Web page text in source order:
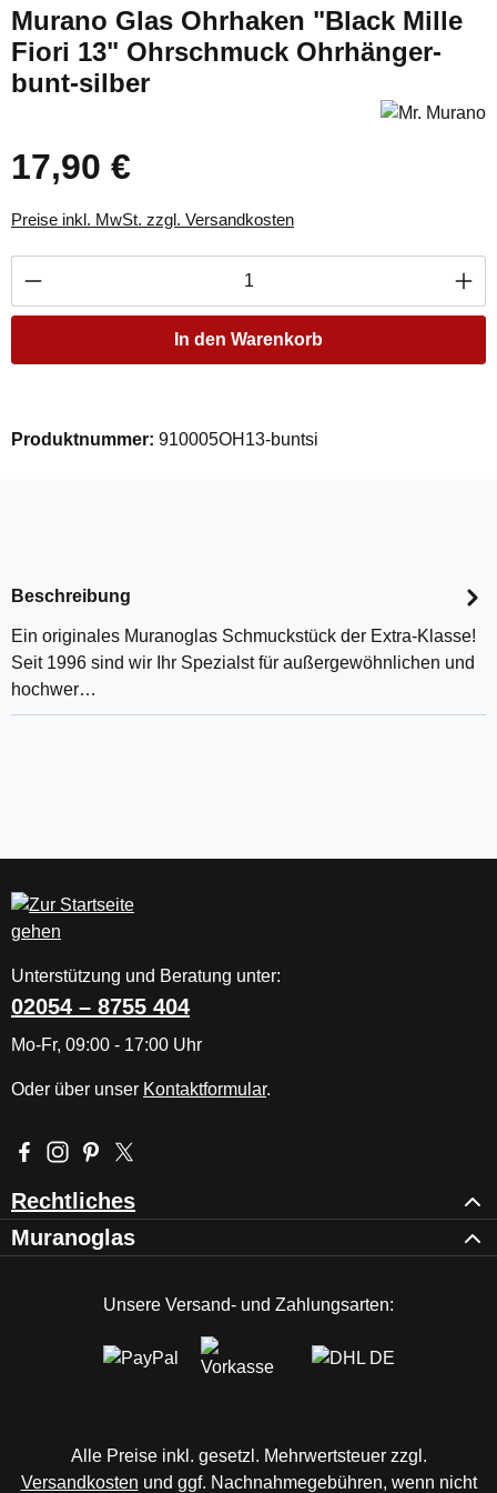
Murano Glas Ohrhaken "Black Mille
Fiori 13" Ohrschmuck Ohrhänger-
bunt-silber
Regulärer Preis:
17,90 €
Preise inkl. MwSt. zzgl. Versandkosten
Produkt Anzahl: Gib den gewünschten
In den Warenkorb
Produktnummer: 910005OH13-buntsi
Beschreibung
Ein originales Muranoglas Schmuckstück der Extra-Klasse!
Seit 1996 sind wir Ihr Spezialst für außergewöhnlichen und
hochwer…
Unterstützung und Beratung unter:
02054 – 8755 404
Mo-Fr, 09:00 - 17:00 Uhr
Oder über unser Kontaktformular.
Besuche uns auf Facebook – öffnet in neuem Tab (externer
Schau auf Instagram vorbei – öffnet in neuem Tab
Lass dich auf Pinterest inspirieren – öffnet in neuem
Folge uns auf X – öffnet in neuem Tab (externer
Rechtliches
Muranoglas
Unsere Versand- und Zahlungsarten:
Alle Preise inkl. gesetzl. Mehrwertsteuer zzgl.
Versandkosten und ggf. Nachnahmegebühren, wenn nicht